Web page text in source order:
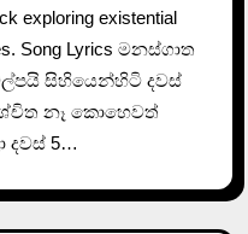
Song Lyrics මනස්ගාත
සිහියෙන්හිටි දවස්
නෑ කොහෙවත්
දවස් 5…